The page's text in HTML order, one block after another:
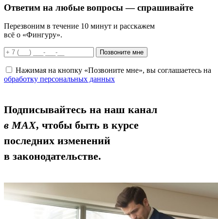
Ответим на любые вопросы— спрашивайте
Перезвоним в течение 10 минут и расскажем
всё о «Фингуру».
Позвоните мне
Нажимая на кнопку «Позвоните мне», вы соглашаетесь на
обработку персональных данных
Подписывайтесь на наш канал
в MAX, чтобы быть в курсе
последних изменений
в законодательстве.